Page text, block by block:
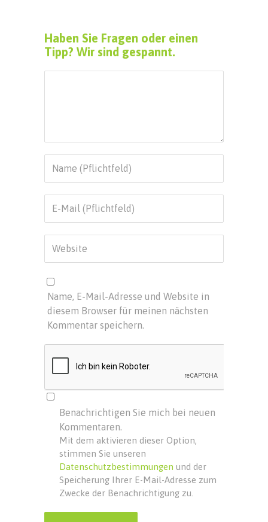
Haben Sie Fragen oder einen
Tipp? Wir sind gespannt.
Name, E-Mail-Adresse und Website in
diesem Browser für meinen nächsten
Kommentar speichern.
Benachrichtigen Sie mich bei neuen
Kommentaren.
Mit dem aktivieren dieser Option,
stimmen Sie unseren
Datenschutzbestimmungen und der
Speicherung Ihrer E-Mail-Adresse zum
Zwecke der Benachrichtigung zu.